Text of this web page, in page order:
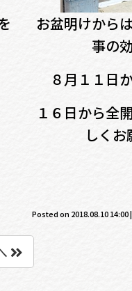
お盆明けから
事の
８月１１日
１６日から全
しくお
Posted on 2018.08.10 14:00|